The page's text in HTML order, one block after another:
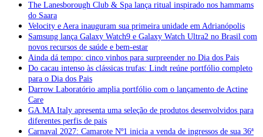
The Lanesborough Club & Spa lança ritual inspirado nos hammams
do Saara
Velocity e Aera inauguram sua primeira unidade em Adrianópolis
Samsung lança Galaxy Watch9 e Galaxy Watch Ultra2 no Brasil com
novos recursos de saúde e bem-estar
Ainda dá tempo: cinco vinhos para surpreender no Dia dos Pais
Do cacau intenso às clássicas trufas: Lindt reúne portfólio completo
para o Dia dos Pais
Darrow Laboratório amplia portfólio com o lançamento de Actine
Care
GA.MA Italy apresenta uma seleção de produtos desenvolvidos para
diferentes perfis de pais
Carnaval 2027: Camarote Nº1 inicia a venda de ingressos de sua 36ª